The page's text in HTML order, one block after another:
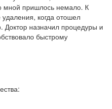
мной пришлось немало. К
когда отошел
Доктор назначил процедуры и
быстрому